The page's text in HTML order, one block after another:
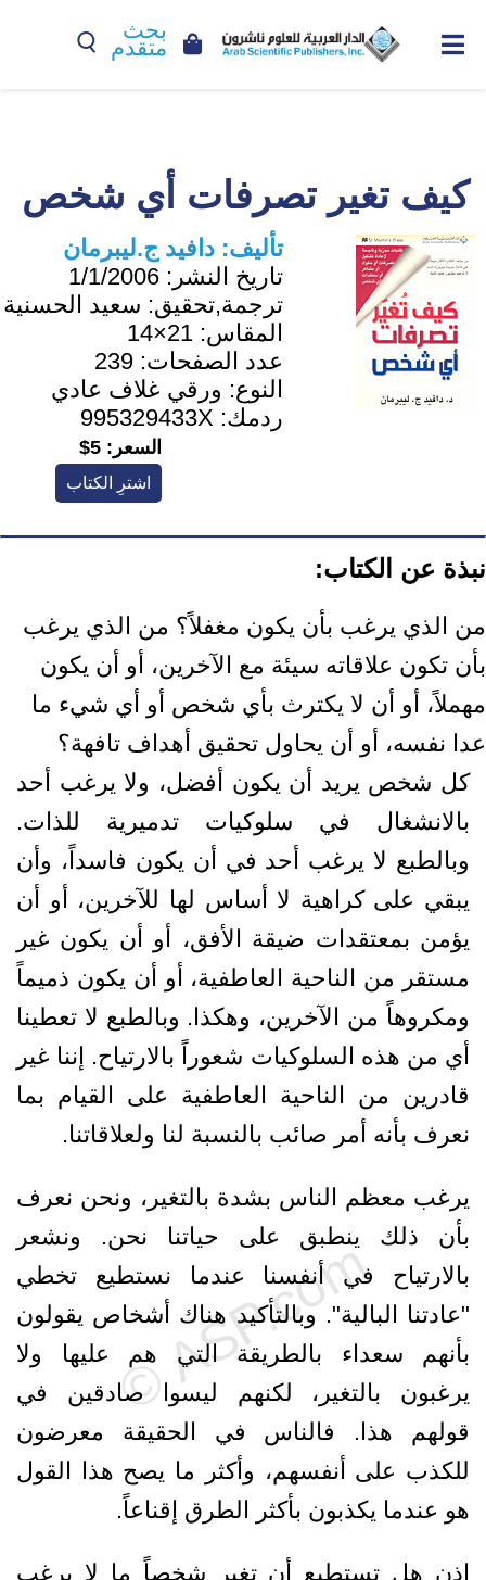
بحث
متقدم
كيف تغير تصرفات أي شخص
تأليف: دافيد ج.ليبرمان
تاريخ النشر: 1/1/2006
ترجمة,تحقيق: سعيد الحسنية
المقاس: 21×14
عدد الصفحات: 239
النوع: ورقي غلاف عادي
ردمك: 995329433X
السعر: 5$
اشترِ الكتاب
نبذة عن الكتاب:
من الذي يرغب بأن يكون مغفلاً؟ من الذي يرغب
بأن تكون علاقاته سيئة مع الآخرين، أو أن يكون
مهملاً، أو أن لا يكترث بأي شخص أو أي شيء ما
عدا نفسه، أو أن يحاول تحقيق أهداف تافهة؟
كل شخص يريد أن يكون أفضل، ولا يرغب أحد
بالانشغال في سلوكيات تدميرية للذات.
وبالطبع لا يرغب أحد في أن يكون فاسداً، وأن
يبقي على كراهية لا أساس لها للآخرين، أو أن
يؤمن بمعتقدات ضيقة الأفق، أو أن يكون غير
مستقر من الناحية العاطفية، أو أن يكون ذميماً
ومكروهاً من الآخرين، وهكذا. وبالطبع لا تعطينا
أي من هذه السلوكيات شعوراً بالارتياح. إننا غير
قادرين من الناحية العاطفية على القيام بما
نعرف بأنه أمر صائب بالنسبة لنا ولعلاقاتنا.
يرغب معظم الناس بشدة بالتغير، ونحن نعرف
بأن ذلك ينطبق على حياتنا نحن. ونشعر
بالارتياح في أنفسنا عندما نستطيع تخطي
"عادتنا البالية". وبالتأكيد هناك أشخاص يقولون
بأنهم سعداء بالطريقة التي هم عليها ولا
يرغبون بالتغير، لكنهم ليسوا صادقين في
قولهم هذا. فالناس في الحقيقة معرضون
للكذب على أنفسهم، وأكثر ما يصح هذا القول
هو عندما يكذبون بأكثر الطرق إقناعاً.
إذن هل تستطيع أن تغير شخصاً ما لا يرغب